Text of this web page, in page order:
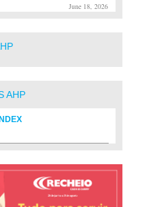
June 18, 2026
AHP